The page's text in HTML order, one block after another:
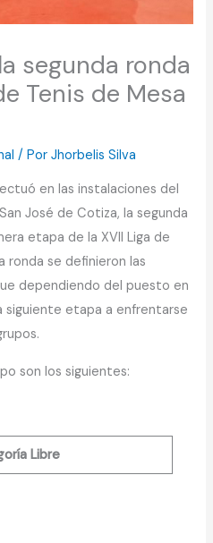
segunda ronda
Tenis de Mesa
/ PorJhorbelis Silva
en las instalaciones del
José de Cotiza, la segunda
etapa de la XVII Liga de
ronda se definieron las
dependiendo del puesto en
siguiente etapa a enfrentarse
son los siguientes:
Libre